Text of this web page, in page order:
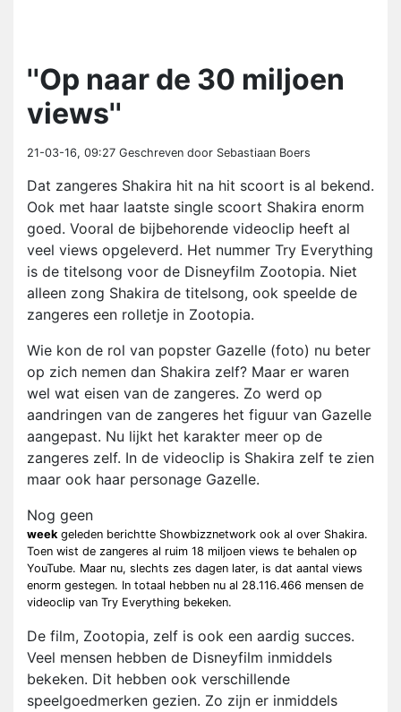
''Op naar de 30 miljoen
views''
21-03-16, 09:27 Geschreven door Sebastiaan Boers
Dat zangeres Shakira hit na hit scoort is al bekend.
Ook met haar laatste single scoort Shakira enorm
goed. Vooral de bijbehorende videoclip heeft al
veel views opgeleverd. Het nummer Try Everything
is de titelsong voor de Disneyfilm Zootopia. Niet
alleen zong Shakira de titelsong, ook speelde de
zangeres een rolletje in Zootopia.
Wie kon de rol van popster Gazelle (foto) nu beter
op zich nemen dan Shakira zelf? Maar er waren
wel wat eisen van de zangeres. Zo werd op
aandringen van de zangeres het figuur van Gazelle
aangepast. Nu lijkt het karakter meer op de
zangeres zelf. In de videoclip is Shakira zelf te zien
maar ook haar personage Gazelle.
Nog geen
week geleden berichtte Showbizznetwork ook al over Shakira.
Toen wist de zangeres al ruim 18 miljoen views te behalen op
YouTube. Maar nu, slechts zes dagen later, is dat aantal views
enorm gestegen. In totaal hebben nu al 28.116.466 mensen de
videoclip van Try Everything bekeken.
De film, Zootopia, zelf is ook een aardig succes.
Veel mensen hebben de Disneyfilm inmiddels
bekeken. Dit hebben ook verschillende
speelgoedmerken gezien. Zo zijn er inmiddels